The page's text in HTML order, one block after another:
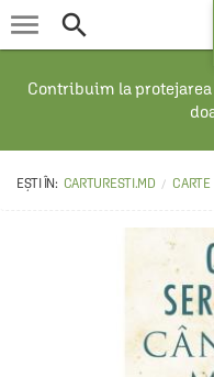
 
Contribuim la
CARTURESTI.MD CARTE